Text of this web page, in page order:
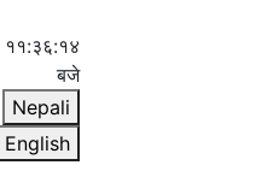
११:३६:१५
बजे
Nepali
English